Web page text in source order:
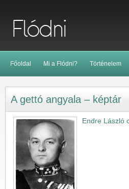
Főoldal Mi a Flódni? Történelem
A gettó angyala – képtár
Endre László